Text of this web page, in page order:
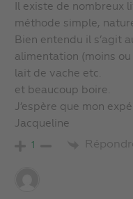
Il existe de nombreux
méthode simple,
Bien entendu il s’agit
alimentation (moins
lait de vache etc.
et beaucoup boire.
J’espère que mon
Jacqueline
1